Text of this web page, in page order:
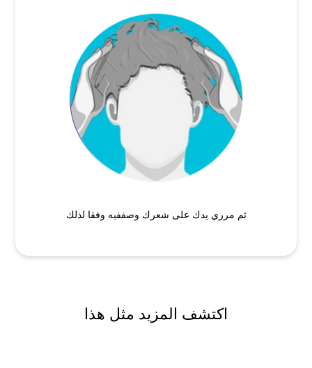
ثم مرري يدك على شعرك وصففيه وفقا لذلك
اكتشف المزيد مثل هذا